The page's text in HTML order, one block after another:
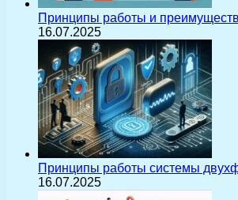
Принципы работы и
16.07.2025
Принципы работы системы
16.07.2025